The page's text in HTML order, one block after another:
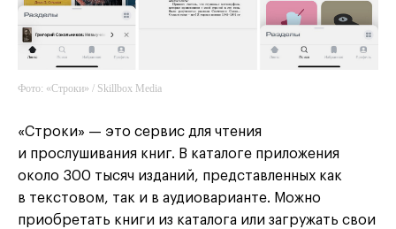
Фото: «Строки» / Skillbox Media
«Строки» — это сервис для чтения
и прослушивания книг. В каталоге приложения
около 300 тысяч изданий, представленных как
в текстовом, так и в аудиоварианте. Можно
приобретать книги из каталога или загружать свои